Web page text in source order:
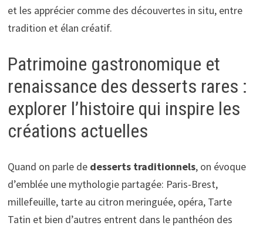
et les apprécier comme des découvertes in situ, entre
tradition et élan créatif.
Patrimoine gastronomique et
renaissance des desserts rares :
explorer l’histoire qui inspire les
créations actuelles
Quand on parle de desserts traditionnels, on évoque
d’emblée une mythologie partagée: Paris-Brest,
millefeuille, tarte au citron meringuée, opéra, Tarte
Tatin et bien d’autres entrent dans le panthéon des